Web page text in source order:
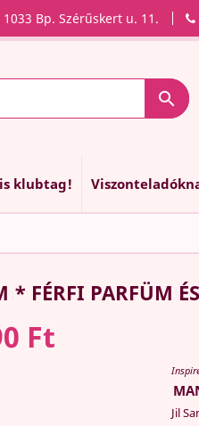
Bp. Szérűskert u. 11.

klubtag!
* FÉRFI PARFÜM
Ft
Jil